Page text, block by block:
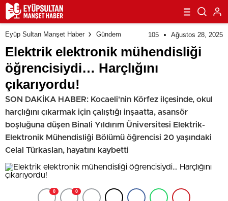
Eyüp Sultan Manşet Haber Gündem 105 Ağustos 28, 2025
Elektrik elektronik mühendisliği
öğrencisiydi… Harçlığını
çıkarıyordu!
SON DAKİKA HABER: Kocaeli'nin Körfez ilçesinde, okul
harçlığını çıkarmak için çalıştığı inşaatta, asansör
boşluğuna düşen Binali Yıldırım Üniversitesi Elektrik-
Elektronik Mühendisliği Bölümü öğrencisi 20 yaşındaki
Celal Türkaslan, hayatını kaybetti
0 0